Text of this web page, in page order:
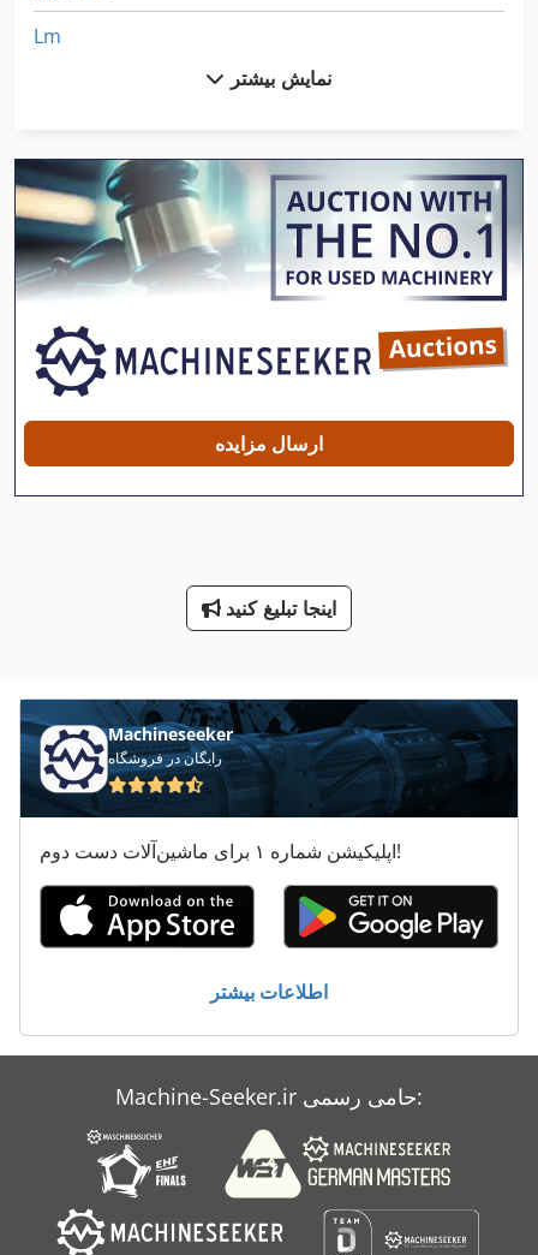
Lm
Metba Mb 1
انتقال کامیون جک
بار سنگین کامیون
بازوی جرثقیل کامیون ¬ ها
بالابر کامیون 2500 کیلوگرم
بیل هیدرولیکی کامیون
کامیون برقی پالت
کامیون رسیدن
کامیون سرخس
کامیون های صافی
کامیون کمپرسی 7 5 T نورد
نمایش بیشتر
ارسال مزایده
اینجا تبلیغ کنید
Machineseeker
رایگان در فروشگاه
اپلیکیشن شماره ۱ برای ماشین‌آلات دست دوم!
اطلاعات بیشتر
Machine-Seeker.ir حامی رسمی: